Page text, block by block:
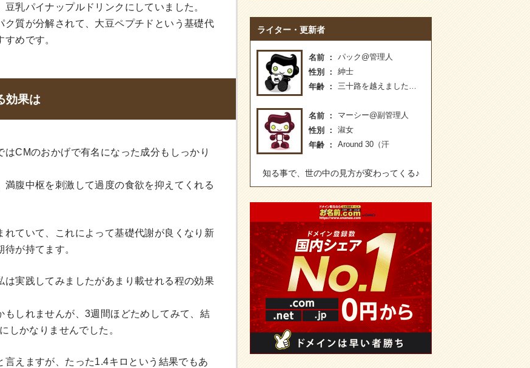
乳パイナップルドリンクにしていました。
質が分解されて、大豆ペプチドという基礎代
めです。
効果は
CMのおかげで有名になった成分もしっかり
腹中枢を刺激して過度の食欲を抑えてくれる
ていて、これによって基礎代謝が良くなり新
が持てます。
実践してみましたがあまり載せれる程の効果
もしれませんが、3週間ほどためしてみて、結
しかなりませんでした。
言えますが、たった1.4キロという結果でもあ
ライター・更新者
名前
パック@管理人
性別
紳士
年齢
三十路を越えました…
名前
マーシー@副管理人
性別
淑女
年齢
Around 30（汗
知る事で、世の中の見方が変わってくる♪